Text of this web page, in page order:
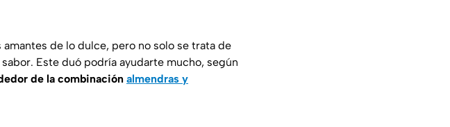
de lo dulce, pero no solo se trata de
Este duó podría ayudarte mucho, según
de la combinación almendras y